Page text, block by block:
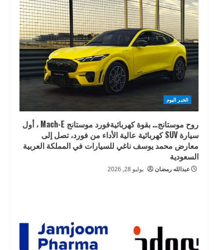
الخبر اليوم
روح موستانج… بقوة كهربائيةفورد موستانج Mach-E ، أول
سيارة SUV كهربائية عالية الأداء من فورد، تصل إلى
معارض محمد يوسف ناغي للسيارات في المملكة العربية
السعودية
عبدالله رمضان يوليو 28, 2026